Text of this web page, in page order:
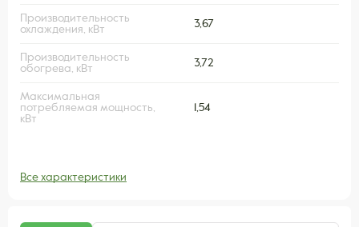
Производительность
охлаждения, кВт
3,67
Производительность
обогрева, кВт
3,72
Максимальная
потребляемая мощность,
кВт
1,54
Все характеристики